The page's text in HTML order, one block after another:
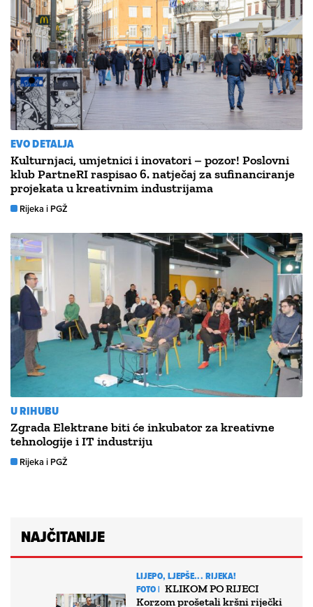
EVO DETALJA
Kulturnjaci, umjetnici i inovatori – pozor! Poslovni
klub PartneRI raspisao 6. natječaj za sufinanciranje
projekata u kreativnim industrijama
Rijeka i PGŽ
U RIHUBU
Zgrada Elektrane biti će inkubator za kreativne
tehnologije i IT industriju
Rijeka i PGŽ
NAJČITANIJE
LIJEPO, LJEPŠE... RIJEKA!
FOTO | KLIKOM PO RIJECI
Korzom prošetali kršni riječki